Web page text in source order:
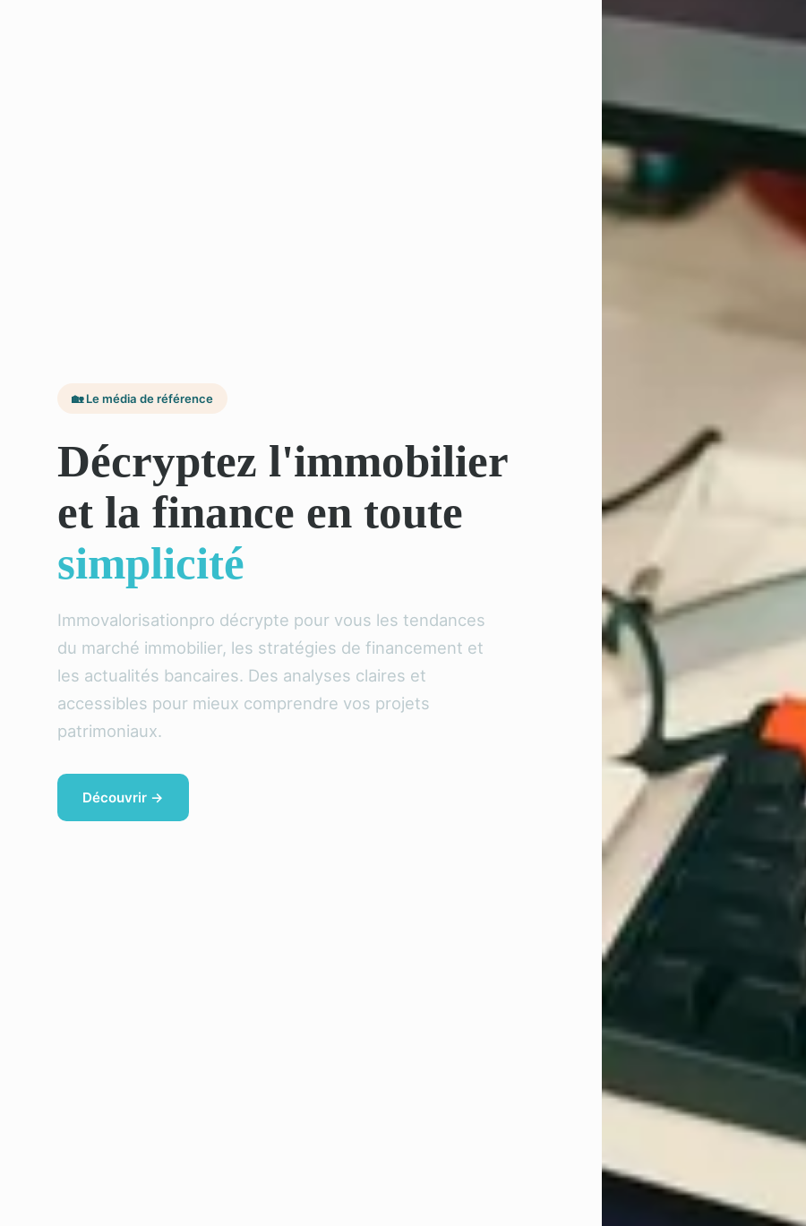
🏡 Le média de référence
Décryptez l'immobilier
et la finance en toute
simplicité
Immovalorisationpro décrypte pour vous les tendances
du marché immobilier, les stratégies de financement et
les actualités bancaires. Des analyses claires et
accessibles pour mieux comprendre vos projets
patrimoniaux.
Découvrir →